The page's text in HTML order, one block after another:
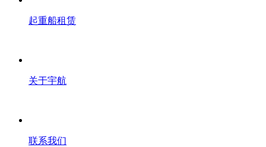
起重船租赁
关于宇航
联系我们